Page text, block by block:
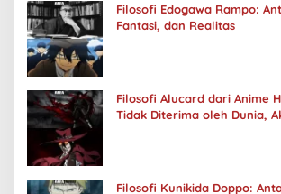
Filosofi Edogawa Rampo:
Fantasi, dan Realitas
Filosofi Alucard dari Anime
Tidak Diterima oleh Dunia,
Filosofi Kunikida Doppo: